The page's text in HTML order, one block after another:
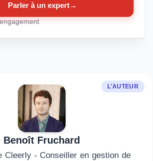
Parler à un expert→
L'AUTEUR
Benoît Fruchard
Cleerly - Conseiller en gestion de